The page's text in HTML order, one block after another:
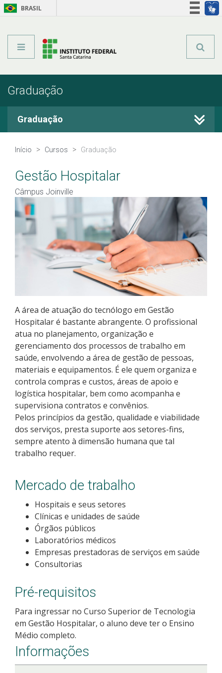
BRASIL
Graduação
Graduação
Cursos Técnicos
Graduação
Qualificação Profissional
Pós-graduação
Educação a Distância
Educação de Jovens e Adultos
PartiuIF
Parcerias
Processo de Inscrição
Resultados
Como posso estudar no IFSC?
Calendário de inscrições
Processos Seletivos
Cotas
Orientações para comprovação de cotas
Inscrições e acompanhamento
Orientações para Matrícula
Estatísticas dos Processos Seletivos
Cadastro de interesse
Início Cursos Graduação
Gestão Hospitalar
Câmpus Joinville
A área de atuação do tecnólogo em Gestão
Hospitalar é bastante abrangente. O profissional
atua no planejamento, organização e
gerenciamento dos processos de trabalho em
saúde, envolvendo a área de gestão de pessoas,
materiais e equipamentos. É ele quem organiza e
controla compras e custos, áreas de apoio e
logística hospitalar, bem como acompanha e
supervisiona contratos e convênios.
Pelos princípios da gestão, qualidade e viabilidade
dos serviços, presta suporte aos setores-fins,
sempre atento à dimensão humana que tal
trabalho requer.
Mercado de trabalho
Hospitais e seus setores
Clínicas e unidades de saúde
Órgãos públicos
Laboratórios médicos
Empresas prestadoras de serviços em saúde
Consultorias
Pré-requisitos
Para ingressar no Curso Superior de Tecnologia
em Gestão Hospitalar, o aluno deve ter o Ensino
Médio completo.
Informações